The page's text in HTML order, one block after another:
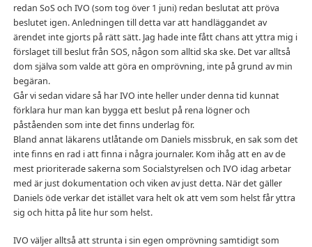
redan SoS och IVO (som tog över 1 juni) redan beslutat att pröva
beslutet igen. Anledningen till detta var att handläggandet av
ärendet inte gjorts på rätt sätt. Jag hade inte fått chans att yttra mig i
förslaget till beslut från SOS, någon som alltid ska ske. Det var alltså
dom själva som valde att göra en omprövning, inte på grund av min
begäran.
Går vi sedan vidare så har IVO inte heller under denna tid kunnat
förklara hur man kan bygga ett beslut på rena lögner och
påståenden som inte det finns underlag för.
Bland annat läkarens utlåtande om Daniels missbruk, en sak som det
inte finns en rad i att finna i några journaler. Kom ihåg att en av de
mest prioriterade sakerna som Socialstyrelsen och IVO idag arbetar
med är just dokumentation och viken av just detta. När det gäller
Daniels öde verkar det istället vara helt ok att vem som helst får yttra
sig och hitta på lite hur som helst.
IVO väljer alltså att strunta i sin egen omprövning samtidigt som